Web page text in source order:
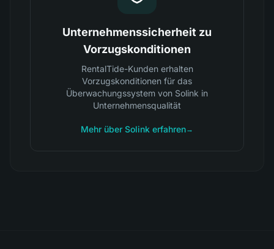
Unternehmenssicherheit zu
Vorzugskonditionen
RentalTide-Kunden erhalten
Vorzugskonditionen für das
Überwachungssystem von Solink in
Unternehmensqualität
Mehr über Solink erfahren→